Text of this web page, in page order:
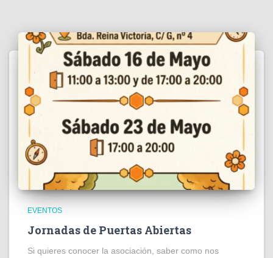
EVENTOS
Jornadas de Puertas Abiertas
Si quieres conocer la asociación, saber como nos